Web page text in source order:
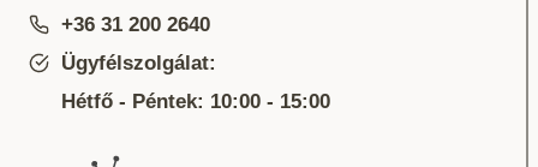
+36 31 200 2640
Ügyfélszolgálat:
Hétfő - Péntek: 10:00 - 15:00